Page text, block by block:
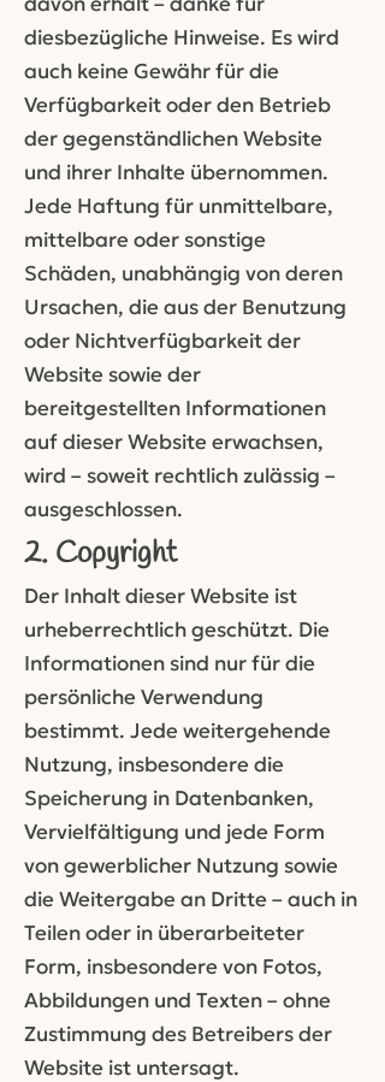
diesbezügliche Hinweise. Es wird
auch keine Gewähr für die
Verfügbarkeit oder den Betrieb
der gegenständlichen Website
und ihrer Inhalte übernommen.
Jede Haftung für unmittelbare,
mittelbare oder sonstige
Schäden, unabhängig von deren
Ursachen, die aus der Benutzung
oder Nichtverfügbarkeit der
Website sowie der
bereitgestellten Informationen
auf dieser Website erwachsen,
wird – soweit rechtlich zulässig –
ausgeschlossen.
2. Copyright
Der Inhalt dieser Website ist
urheberrechtlich geschützt. Die
Informationen sind nur für die
persönliche Verwendung
bestimmt. Jede weitergehende
Nutzung, insbesondere die
Speicherung in Datenbanken,
Vervielfältigung und jede Form
von gewerblicher Nutzung sowie
die Weitergabe an Dritte – auch in
Teilen oder in überarbeiteter
Form, insbesondere von Fotos,
Abbildungen und Texten – ohne
Zustimmung des Betreibers der
Website ist untersagt.